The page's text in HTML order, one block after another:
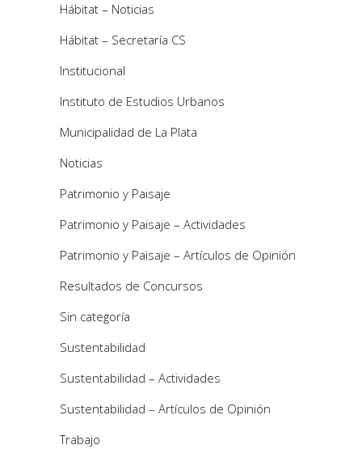
Hábitat – Noticias
Hábitat – Secretaría CS
Institucional
Instituto de Estudios Urbanos
Municipalidad de La Plata
Noticias
Patrimonio y Paisaje
Patrimonio y Paisaje – Actividades
Patrimonio y Paisaje – Artículos de Opinión
Resultados de Concursos
Sin categoría
Sustentabilidad
Sustentabilidad – Actividades
Sustentabilidad – Artículos de Opinión
Trabajo